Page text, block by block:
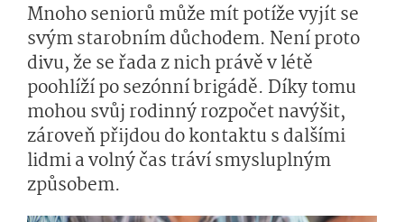
Mnoho seniorů může mít potíže vyjít se
svým starobním důchodem. Není proto
divu, že se řada z nich právě v létě
poohlíží po sezónní brigádě. Díky tomu
mohou svůj rodinný rozpočet navýšit,
zároveň přijdou do kontaktu s dalšími
lidmi a volný čas tráví smysluplným
způsobem.